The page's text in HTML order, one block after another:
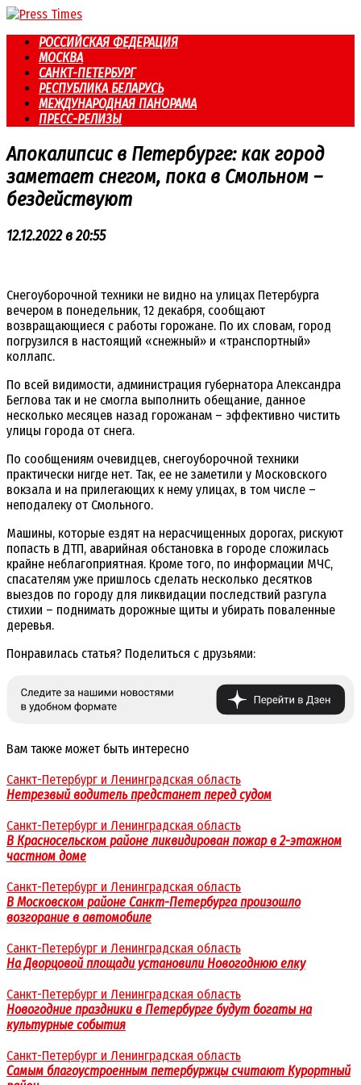
Перейти
контентуРОССИЙСКАЯ ФЕДЕРАЦИЯ
МОСКВА
САНКТ-ПЕТЕРБУРГ
РЕСПУБЛИКА БЕЛАРУСЬ
МЕЖДУНАРОДНАЯ ПАНОРАМА
ПРЕСС-РЕЛИЗЫ
Апокалипсис в Петербурге: как город
заметает снегом, пока в Смольном –
бездействуют
12.12.2022 в 20:55
Снегоуборочной техники не видно на улицах Петербурга
вечером в понедельник, 12 декабря, сообщают
возвращающиеся с работы горожане. По их словам, город
погрузился в настоящий «снежный» и «транспортный»
коллапс.
По всей видимости, администрация губернатора Александра
Беглова так и не смогла выполнить обещание, данное
несколько месяцев назад горожанам – эффективно чистить
улицы города от снега.
По сообщениям очевидцев, снегоуборочной техники
практически нигде нет. Так, ее не заметили у Московского
вокзала и на прилегающих к нему улицах, в том числе –
неподалеку от Смольного.
Машины, которые ездят на нерасчищенных дорогах, рискуют
попасть в ДТП, аварийная обстановка в городе сложилась
крайне неблагоприятная. Кроме того, по информации МЧС,
спасателям уже пришлось сделать несколько десятков
выездов по городу для ликвидации последствий разгула
стихии – поднимать дорожные щиты и убирать поваленные
деревья.
Понравилась статья? Поделиться с друзьями:
Вам также может быть интересно
Санкт-Петербург и Ленинградская область
Нетрезвый водитель предстанет перед судом
Санкт-Петербург и Ленинградская область
В Красносельском районе ликвидирован пожар в 2-этажном
частном доме
Санкт-Петербург и Ленинградская область
В Московском районе Санкт-Петербурга произошло
возгорание в автомобиле
Санкт-Петербург и Ленинградская область
На Дворцовой площади установили Новогоднюю елку
Санкт-Петербург и Ленинградская область
Новогодние праздники в Петербурге будут богаты на
культурные события
Санкт-Петербург и Ленинградская область
Самым благоустроенным петербуржцы считают Курортный